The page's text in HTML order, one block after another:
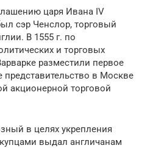
царя Ивана IV
сэр Ченслор, торговый
В 1555 г. по
и торговых
разместили первое
в Москве
акционерной торговой
в целях укрепления
выдал англичанам